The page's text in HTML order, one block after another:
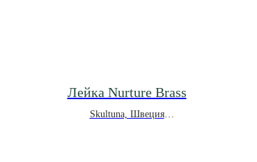
Лейка Nurture Brass
Skultuna, Швеция